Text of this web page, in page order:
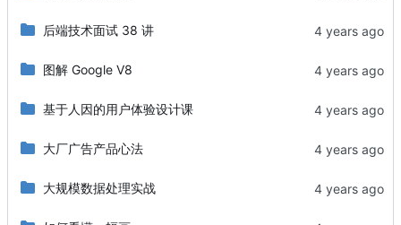
后端技术面试 38 讲
图解 Google V8
基于人因的用户体验设计课
大厂广告产品心法
大规模数据处理实战